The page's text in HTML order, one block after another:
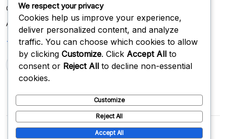
Cookies e rastreamento
Acordo do usuário
Pesquisar
rastreamento.pt
. All rights reserved.
We respect your privacy
Cookies help us improve your experience,
deliver personalized content, and analyze
traffic. You can choose which cookies to allow
by clicking Customize. Click Accept All to
consent or Reject All to decline non-essential
cookies.
Customize
Reject All
Accept All